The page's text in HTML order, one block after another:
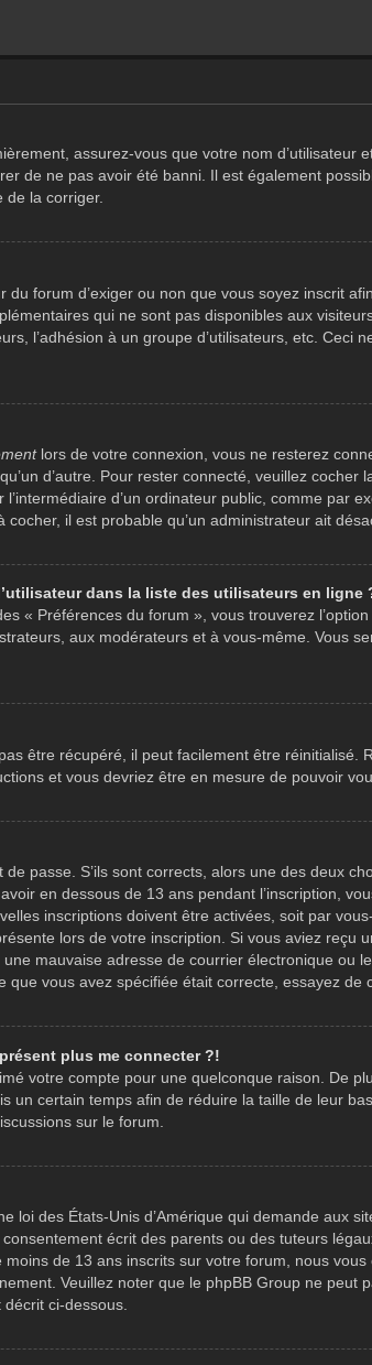
assurez-vous que votre nom d’utilisateur
de ne pas avoir été banni. Il est également
de la corriger.
forum d’exiger ou non que vous soyez inscrit
qui ne sont pas disponibles aux
l’adhésion à un groupe d’utilisateurs, etc. Ceci
lors de votre connexion, vous ne resterez
d’autre. Pour rester connecté, veuillez cocher
d’un ordinateur public, comme par
il est probable qu’un administrateur ait
dans la liste des utilisateurs en ligne
« Préférences du forum », vous trouverez
aux modérateurs et à vous-même. Vous
être récupéré, il peut facilement être réinitialisé.
et vous devriez être en mesure de pouvoir
passe. S’ils sont corrects, alors une des deux
en dessous de 13 ans pendant l’inscription,
inscriptions doivent être activées, soit par
lors de votre inscription. Si vous aviez reçu
mauvaise adresse de courrier électronique ou
vous avez spécifiée était correcte, essayez de
plus me connecter ?!
votre compte pour une quelconque raison. De
un certain temps afin de réduire la taille de leur
sur le forum.
loi des États-Unis d’Amérique qui demande aux
écrit des parents ou des tuteurs
de 13 ans inscrits sur votre forum, nous
Veuillez noter que le phpBB Group ne peut
ci-dessous.